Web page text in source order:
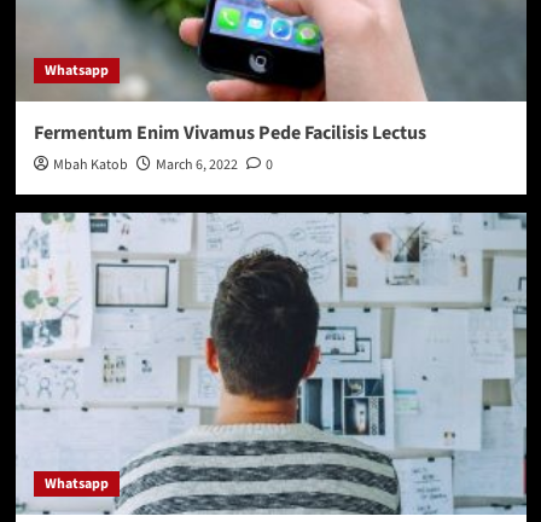
Whatsapp
Fermentum Enim Vivamus Pede Facilisis Lectus
Mbah Katob March 6, 2022 0
Whatsapp